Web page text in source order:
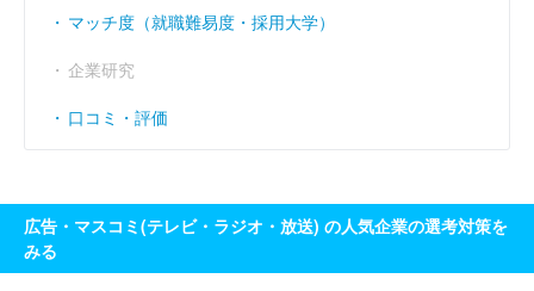
マッチ度（就職難易度・採用大学）
企業研究
口コミ・評価
広告・マスコミ(テレビ・ラジオ・放送) の人気企業の選考対策を
みる